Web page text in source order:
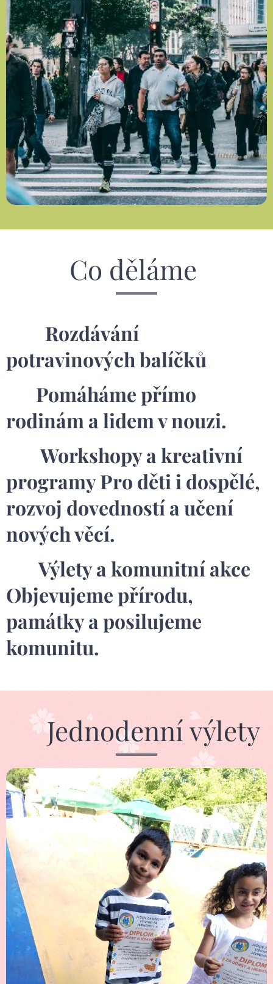
Co děláme
Rozdávání
potravinových balíčků
Pomáháme přímo
rodinám a lidem v nouzi.
🎨Workshopy a kreativní
programy Pro děti i dospělé,
rozvoj dovedností a učení
nových věcí.
🗺️ Výlety a komunitní akce
Objevujeme přírodu,
památky a posilujeme
komunitu.
🌿 Jednodenní výlety